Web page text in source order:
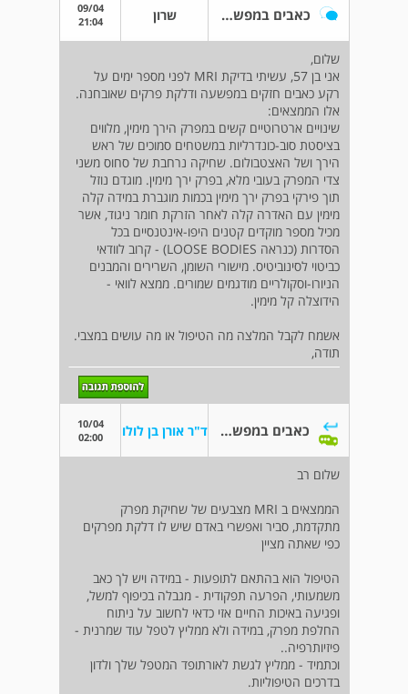
כאבים במפשעה (על רקע דלקת פרקים) - MRI שרון
09/04
21:04
שלום,
אני בן 57, עשיתי בדיקת MRI לפני מספר ימים על
רקע כאבים חזקים במפשעה ודלקת פרקים שאובחנה.
אלו הממצאים:
שינויים ארטרוטיים קשים במפרק הירך מימין, מלווים
בציסטת סוב-כונדרליות במשטחים סמוכים של ראש
הירך ושל האצטבולום. שחיקה נרחבת של סחוס משני
צדי המפרק בעובי מלא, בפרק ירך מימין. מוגדם נוזל
תוך פירקי בפרק ירך מימין בכמות מוגברת במידה קלה
מימין עם האדרה קלה לאחר הזרקת חומר ניגוד, אשר
מכיל מספר מוקדים קטנים היפו-אינטנסיים בכל
הסדרות (כנראה LOOSE BODIES) - קרוב לוודאי
כביטוי לסינוביטיס. מישורי השומן, השרירים והמבנים
הניורו-וסקולריים מודגמים שמורים. ממצא לוואי -
הידוצלה קל מימין.
אשמח לקבל המלצה מה הטיפול או מה עושים במצבי.
תודה,
כאבים במפשעה (על רקע דלקת פרקים) - MRI ד"ר אורן בן לולו
10/04
02:00
שלום רב
הממצאים ב MRI מצבעים של שחיקת מפרק
מתקדמת, סביר ואפשרי באדם שיש לו דלקת מפרקים
כפי שאתה מציין
הטיפול הוא בהתאם לתופעות - במידה ויש לך כאב
משמעותי, הפרעה תפקודית - מגבלה בכיפוף למשל,
ופגיעה באיכות החיים אזי כדאי לחשוב על ניתוח
החלפת מפרק, במידה ולא ממליץ לטפל עוד שמרנית -
פיזיותרפיה..
וכתמיד - ממליץ לגשת לאורתופד המטפל שלך ולדון
בדרכים הטיפוליות.